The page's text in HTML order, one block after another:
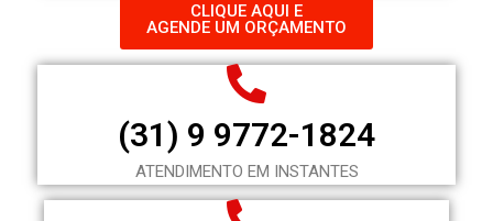
CLIQUE AQUI E
AGENDE UM ORÇAMENTO
(31) 9 9772-1824
ATENDIMENTO EM INSTANTES